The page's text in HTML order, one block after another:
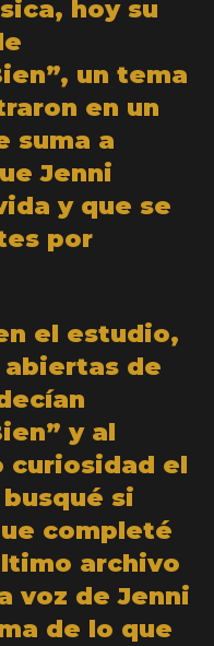
hoy su
un tema
en un
suma a
Jenni
y que se
por
el estudio,
de
y al
curiosidad el
si
completé
archivo
voz de Jenni
de lo que